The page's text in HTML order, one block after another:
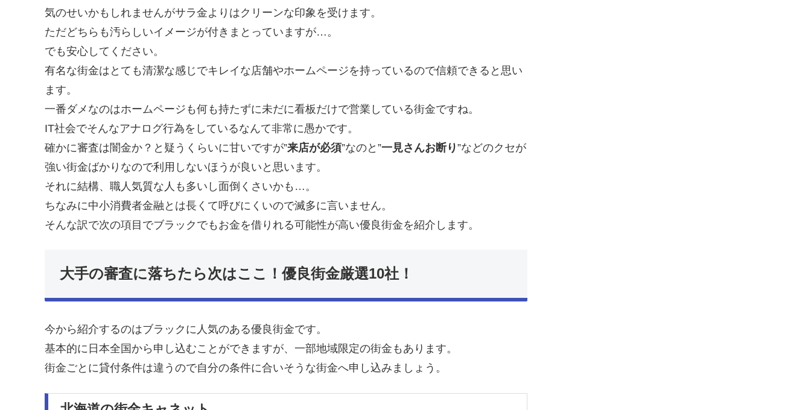
気のせいかもしれませんがサラ金よりはクリーンな印象を受けます。
ただどちらも汚らしいイメージが付きまとっていますが…。
でも安心してください。
有名な街金はとても清潔な感じでキレイな店舗やホームページを持っているので信頼できると思い
ます。
一番ダメなのはホームページも何も持たずに未だに看板だけで営業している街金ですね。
IT社会でそんなアナログ行為をしているなんて非常に愚かです。
確かに審査は闇金か？と疑うくらいに甘いですが”来店が必須”なのと”一見さんお断り”などのクセが
強い街金ばかりなので利用しないほうが良いと思います。
それに結構、職人気質な人も多いし面倒くさいかも…。
ちなみに中小消費者金融とは長くて呼びにくいので滅多に言いません。
そんな訳で次の項目でブラックでもお金を借りれる可能性が高い優良街金を紹介します。
大手の審査に落ちたら次はここ！優良街金厳選10社！
今から紹介するのはブラックに人気のある優良街金です。
基本的に日本全国から申し込むことができますが、一部地域限定の街金もあります。
街金ごとに貸付条件は違うので自分の条件に合いそうな街金へ申し込みましょう。